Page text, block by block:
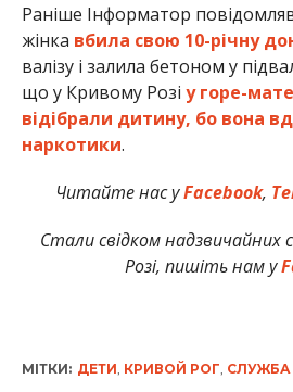
Раніше Інформатор
жінка вбила свою 10-річну
валізу і залила бетоном у
що у Кривому Розі у горе-
відібрали дитину, бо вона
наркотики.
Читайте нас уFacebook,
Стали свідком надзвичайних
Розі, пишіть нам у
МІТКИ: ДЕТИ КРИВОЙ РОГ СЛУЖБА